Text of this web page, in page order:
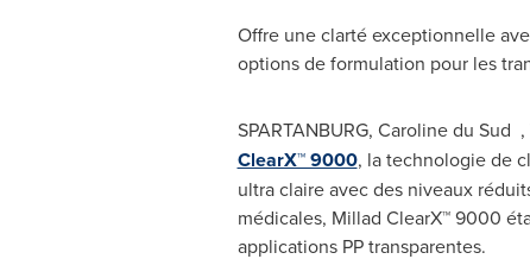
Offre une clarté exceptionnelle
options de formulation pour les
SPARTANBURG, Caroline du Sud ,
ClearX™ 9000, la technologie de
ultra claire avec des niveaux
médicales, Millad ClearX™ 9000
applications PP transparentes.